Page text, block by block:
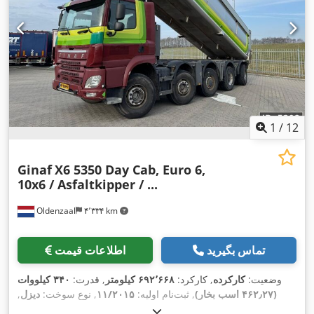
1 / 12
Oldenzaal ۴٬۳۳۴ km
GinafX6 5350 Day Cab, Euro 6,
10x6 / Asfaltkipper / ...
اطلاعات قیمت تماس بگیرید
وضعیت:کارکرده, کارکرد: ۶۹۲٬۶۶۸ کیلومتر , قدرت:
۳۴۰ کیلووات
(۴۶۲٫۲۷ اسب بخار)
, ثبت‌نام اولیه: ۱۱/۲۰۱۵, نوع سوخت: دیزل,
, فاصله بین دو